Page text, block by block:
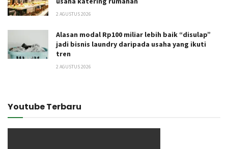
2 AGUSTUS 2026
Alasan modal Rp100 miliar lebih baik “disulap”
jadi bisnis laundry daripada usaha yang ikuti
tren
2 AGUSTUS 2026
Youtube Terbaru